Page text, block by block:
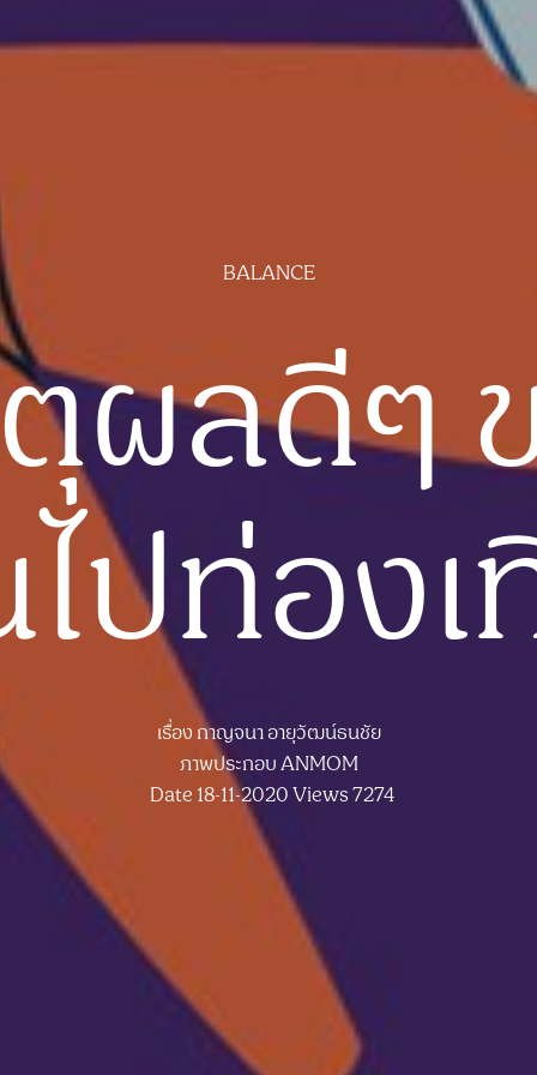
BALANCE
ผลดีๆ
ปท่อง
เรื่องกาญจนา อายุวัฒน์ธนชัย
ภาพประกอบANMOM
Date 18-11-2020Views 7274